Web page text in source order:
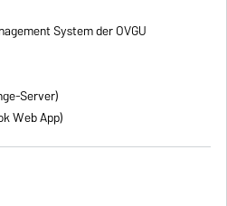
System der OVGU
Server)
Web App)